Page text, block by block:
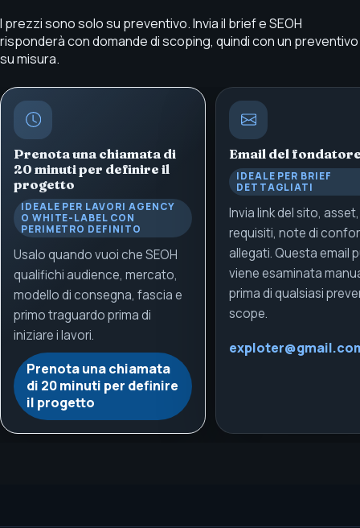
I prezzi sono solo su preventivo. Invia il brief e SEOH
risponderà con domande di scoping, quindi con un preventivo
su misura.
Prenota una chiamata di
20 minuti per definire il
progetto
IDEALE PER LAVORI AGENCY
O WHITE-LABEL CON
PERIMETRO DEFINITO
Usalo quando vuoi che SEOH
qualifichi audience, mercato,
modello di consegna, fascia e
primo traguardo prima di
iniziare i lavori.
Prenota una chiamata
di 20 minuti per definire
il progetto
Email del
IDEALE PER BRIEF
DETTAGLIATI
Invia link del sito, asset,
requisiti, note di
allegati. Questa email
viene esaminata
prima di qualsiasi
scope.